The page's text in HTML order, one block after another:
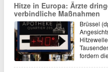
Hitze in Europa: Ärzte
verbindliche Maßnahmen
Brüssel
fordern die